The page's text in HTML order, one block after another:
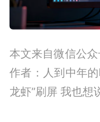
本文来自微信公众
作者：人到中年
龙虾”刷屏 我也想